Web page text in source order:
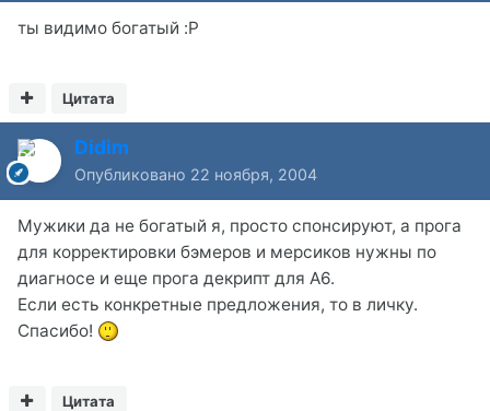
ты видимо богатый :P
Цитата
Didim
Опубликовано 22 ноября, 2004
Мужики да не богатый я, просто спонсируют, а прога
для корректировки бэмеров и мерсиков нужны по
диагносе и еще прога декрипт для А6.
Если есть конкретные предложения, то в личку.
Спасибо!
Цитата